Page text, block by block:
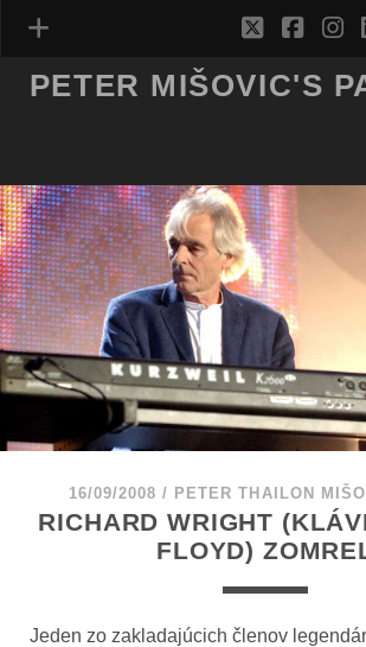
twitter
PETER MIŠOVIC'S
16/09/2008 / PETER THAILON
RICHARD WRIGHT
FLOYD)
Jeden zo zakladajúcich členov